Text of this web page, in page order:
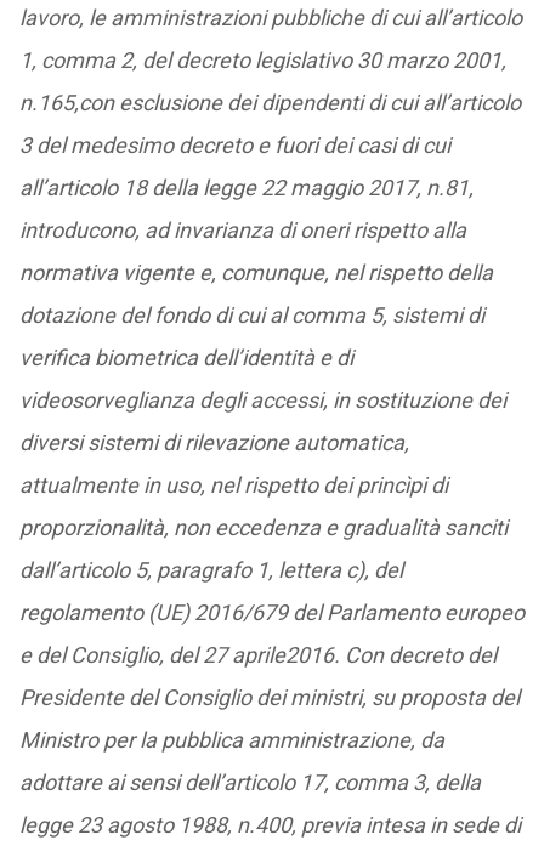
lavoro, le amministrazioni pubbliche di cui all’articolo
1, comma 2, del decreto legislativo 30 marzo 2001,
n.165,con esclusione dei dipendenti di cui all’articolo
3 del medesimo decreto e fuori dei casi di cui
all’articolo 18 della legge 22 maggio 2017, n.81,
introducono, ad invarianza di oneri rispetto alla
normativa vigente e, comunque, nel rispetto della
dotazione del fondo di cui al comma 5, sistemi di
verifica biometrica dell’identità e di
videosorveglianza degli accessi, in sostituzione dei
diversi sistemi di rilevazione automatica,
attualmente in uso, nel rispetto dei princìpi di
proporzionalità, non eccedenza e gradualità sanciti
dall’articolo 5, paragrafo 1, lettera c), del
regolamento (UE) 2016/679 del Parlamento europeo
e del Consiglio, del 27 aprile2016. Con decreto del
Presidente del Consiglio dei ministri, su proposta del
Ministro per la pubblica amministrazione, da
adottare ai sensi dell’articolo 17, comma 3, della
legge 23 agosto 1988, n.400, previa intesa in sede di